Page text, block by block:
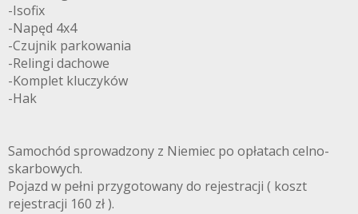
-Isofix
-Napęd 4x4
-Czujnik parkowania
-Relingi dachowe
-Komplet kluczyków
-Hak
Samochód sprowadzony z Niemiec po opłatach celno-
skarbowych.
Pojazd w pełni przygotowany do rejestracji ( koszt
rejestracji 160 zł ).